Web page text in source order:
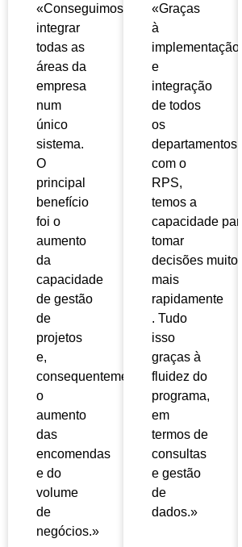
«Conseguimos
integrar
todas as
áreas da
empresa
num
único
sistema.
O
principal
benefício
foi o
aumento
da
capacidade
de gestão
de
projetos
e,
consequentemente,
o
aumento
das
encomendas
e do
volume
de
negócios.»
«Graças
à
implementação
e
integração
de todos
os
departamentos
com o
RPS,
temos a
capacidade para
tomar
decisões muito
mais
rapidamente
. Tudo
isso
graças à
fluidez do
programa,
em
termos de
consultas
e gestão
de
dados.»